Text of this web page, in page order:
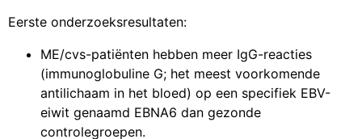
Eerste onderzoeksresultaten:
ME/cvs-patiënten hebben meer IgG-reacties
(immunoglobuline G; het meest voorkomende
antilichaam in het bloed) op een specifiek EBV-
eiwit genaamd EBNA6 dan gezonde
controlegroepen.